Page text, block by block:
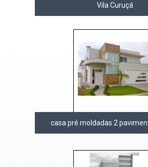
Vila Curuçá
casa pré moldadas 2